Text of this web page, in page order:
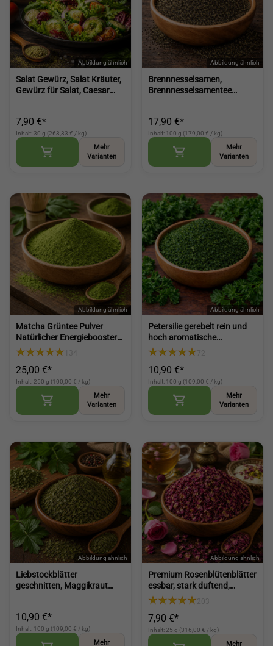
Salat Gewürz, Salat Kräuter,
Gewürz für Salat, Caesar
Seasoning)
7,90 €*
Inhalt: 30 g (263,33 € / kg)
Mehr
Varianten
Brennnesselsamen,
Brennnesselsamentee
Seeds)
17,90 €*
Inhalt: 100 g (179,00 € / kg)
Mehr
Varianten
Matcha Grüntee Pulver
Natürlicher Energiebooster
für gesunden Lifestyle fein
Green Tea Powder)
25,00 €*
Inhalt: 250 g (100,00 € / kg)
Mehr
Varianten
Petersilie gerebelt rein und
hoch aromatische
Petersilienblätter
getrocknet (Parsley dried)
10,90 €*
Inhalt: 100 g (109,00 € / kg)
Mehr
Varianten
Liebstockblätter
geschnitten, Maggikraut
10,90 €*
Inhalt: 100 g (109,00 € / kg)
Mehr
Premium Rosenblütenblätter
essbar, stark duftend,
schonend getrocknet für
7,90 €*
Inhalt: 25 g (316,00 € / kg)
Mehr